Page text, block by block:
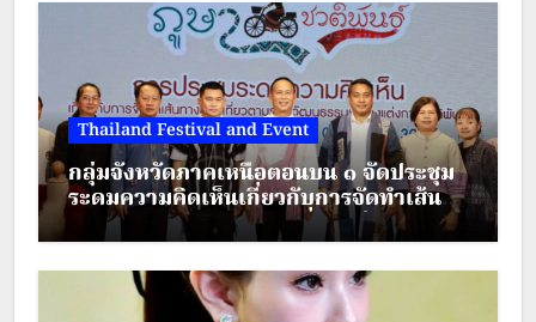
อาหารกินได้ง่ายมากค่ะ…
Thailand Festival and Event
กลุ่มจังหวัดภาคเหนือตอนบน ๑ จัดประชุม
ระดมความคิดเห็นเกี่ยวกับการจัดทำเส้น
ทางตามรอยวัฒนธรรมเครื่องแต่งกาย
ชาติพันธุ์ ภายใต้โครงการส่งเสริมการท่อง
เที่ยวชาติพันธุ์สีสันแห่งล้านนา